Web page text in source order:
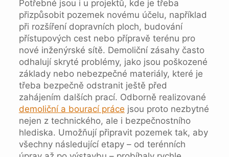
Potřebné jsou i u projektů, kde je třeba
přizpůsobit pozemek novému účelu, například
při rozšíření dopravních ploch, budování
přístupových cest nebo přípravě terénu pro
nové inženýrské sítě. Demoliční zásahy často
odhalují skryté problémy, jako jsou poškozené
základy nebo nebezpečné materiály, které je
třeba bezpečně odstranit ještě před
zahájením dalších prací. Odborně realizované
demoliční a bourací práce jsou proto nezbytné
nejen z technického, ale i bezpečnostního
hlediska. Umožňují připravit pozemek tak, aby
všechny následující etapy – od terénních